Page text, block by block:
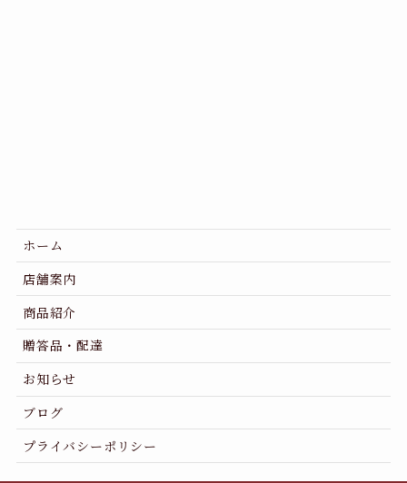
ホーム
店舗案内
商品紹介
贈答品・配達
お知らせ
ブログ
プライバシーポリシー